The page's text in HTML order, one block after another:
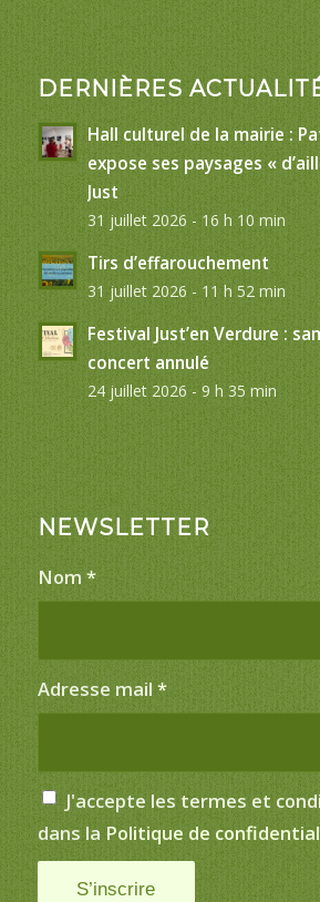
DERNIÈRES
Hall culturel de la mairie :
expose ses paysages «
Just
31 juillet 2026 - 16 h 10 min
Tirs d’effarouchement
31 juillet 2026 - 11 h 52 min
Festival Just’en Verdure :
concert annulé
24 juillet 2026 - 9 h 35 min
NEWSLETTER
Nom *
Adresse mail *
J'accepte les termes et
dans la Politique de